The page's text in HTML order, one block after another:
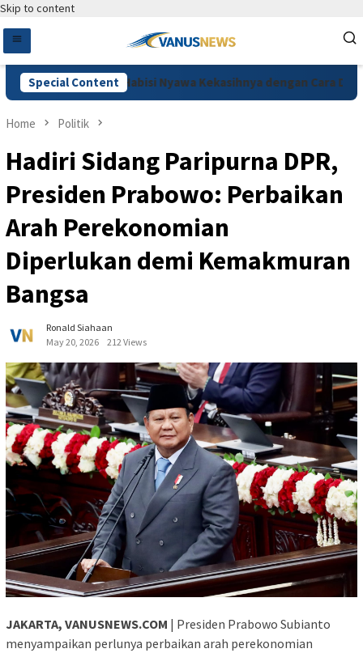
Skip to content
Special Content
Pelaku Habisi Nyawa Kekasihnya dengan Cara
Home Politik
Hadiri Sidang Paripurna DPR,
Presiden Prabowo: Perbaikan
Arah Perekonomian
Diperlukan demi Kemakmuran
Bangsa
Ronald Siahaan
May 20, 2026
212 Views
JAKARTA, VANUSNEWS.COM | Presiden Prabowo Subianto
menyampaikan perlunya perbaikan arah perekonomian